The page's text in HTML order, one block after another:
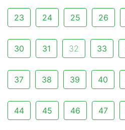
23 24 25 26
30 31 32 33
37 38 39 40
44 45 46 47